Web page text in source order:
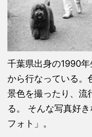
千葉県出身の1990
から行なっている。
景色を撮ったり、流
る。 そんな写真好
フォト」。